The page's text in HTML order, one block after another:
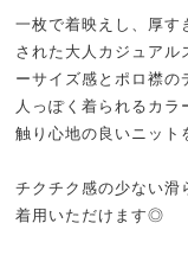
一枚で着映えし、厚す
された大人カジュアル
ーサイズ感とポロ襟の
人っぽく着られるカラ
触り心地の良いニット
チクチク感の少ない滑
着用いただけます◎